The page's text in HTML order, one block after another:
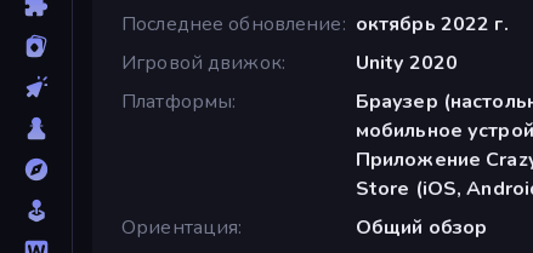
Последнее обновление
октябрь 2022 г.
Игровой движок
Unity 2020
Платформы
Браузер
мобильное
Приложение
Store (iOS,
Ориентация
Общий обзор